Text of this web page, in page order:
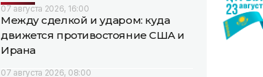
07 августа 2026, 16:00
Между сделкой и ударом: куда
движется противостояние США и
Ирана
07 августа 2026, 08:00